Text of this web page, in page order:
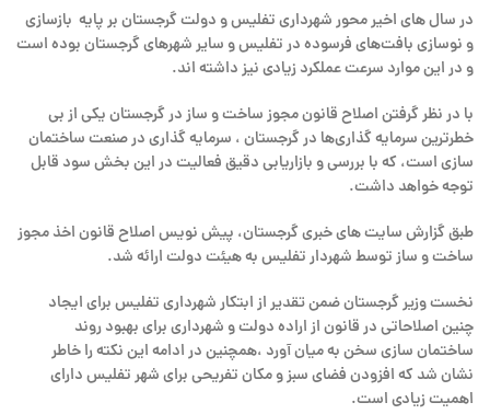
در سال های اخیر محور شهرداری تفلیس و دولت گرجستان بر پایه بازسازی
و نوسازی بافت‌های فرسوده در تفلیس و سایر شهرهای گرجستان بوده است
و در این موارد سرعت عملکرد زیادی نیز داشته اند.
با در نظر گرفتن اصلاح قانون مجوز ساخت و ساز در گرجستان یکی از بی
خطرترین سرمایه گذاری‌ها در گرجستان ، سرمایه گذاری در صنعت ساختمان
سازی است، که با بررسی و بازاریابی دقیق فعالیت در این بخش سود قابل
توجه خواهد داشت.
طبق گزارش سایت های خبری گرجستان، پیش نویس اصلاح قانون اخذ مجوز
ساخت و ساز توسط شهردار تفلیس به هیئت دولت ارائه شد.
نخست وزیر گرجستان ضمن تقدیر از ابتکار شهرداری تفلیس برای ایجاد
چنین اصلاحاتی در قانون از اراده دولت و شهرداری برای بهبود روند
ساختمان سازی سخن به میان آورد ،همچنین در ادامه این نکته را خاطر
نشان شد که افزودن فضای سبز و مکان تفریحی برای شهر تفلیس دارای
اهمیت زیادی است.